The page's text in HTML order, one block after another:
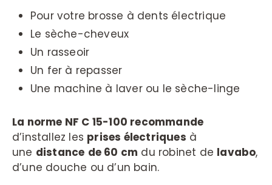
Pour votre brosse à dents électrique
Le sèche-cheveux
Un rasseoir
Un fer à repasser
Une machine à laver ou le sèche-linge
La norme NF C 15-100 recommande
d’installez les prises électriques à
une distance de 60 cm du robinet de lavabo,
d’une douche ou d’un bain.